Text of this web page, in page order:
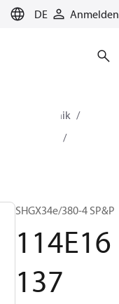
DE Anmelden
Klimatechnik
SHGX34e/380-4 SP&P
114E16
137